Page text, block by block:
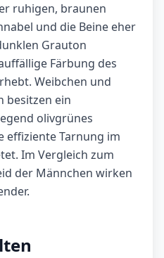
ruhigen, braunen
und die Beine eher
Grauton
Färbung des
Weibchen und
besitzen ein
olivgrünes
effiziente Tarnung im
Im Vergleich zum
der Männchen wirken